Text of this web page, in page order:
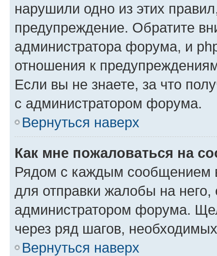
нарушили одно из этих
предупреждение. Обратите
администратора форума, и
отношения к
Если вы не знаете, за что
с администратором форума.
Вернуться наверх
Как мне пожаловаться на
Рядом с каждым сообщением
для отправки жалобы на
администратором форума.
через ряд шагов,
Вернуться наверх